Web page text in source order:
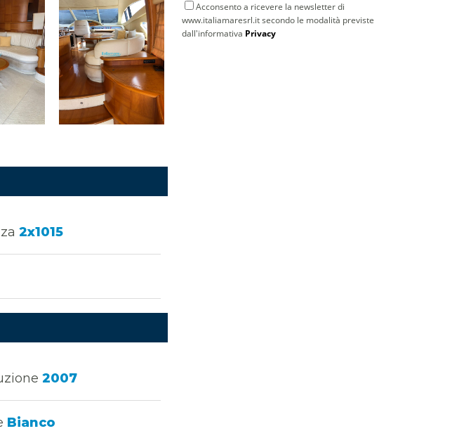
2x1015
2007
Bianco
Acconsento a ricevere la newsletter di
www.italiamaresrl.it secondo le modalità previste
dall'informativa Privacy